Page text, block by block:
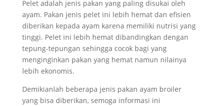
Pelet adalah jenis pakan yang paling disukai oleh
ayam. Pakan jenis pelet ini lebih hemat dan efisien
diberikan kepada ayam karena memiliki nutrisi yang
tinggi. Pelet ini lebih hemat dibandingkan dengan
tepung-tepungan sehingga cocok bagi yang
menginginkan pakan yang hemat namun nilainya
lebih ekonomis.
Demikianlah beberapa jenis pakan ayam broiler
yang bisa diberikan, semoga informasi ini